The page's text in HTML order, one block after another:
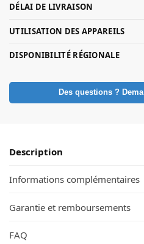
DÉLAI DE LIVRAISON
UTILISATION DES APPAREILS
DISPONIBILITÉ RÉGIONALE
Des questions ?
Description
Informations complémentaires
Garantie et remboursements
FAQ